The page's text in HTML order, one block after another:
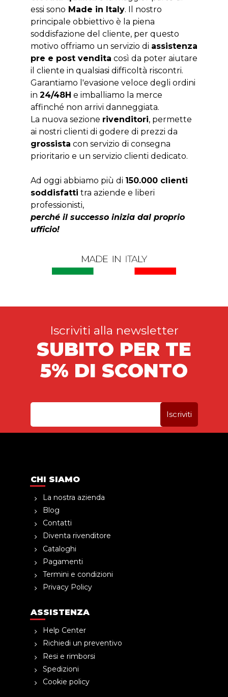
essi sono Made in Italy. Il nostro
principale obbiettivo è la piena
soddisfazione del cliente, per questo
motivo offriamo un servizio di assistenza
pre e post vendita così da poter aiutare
il cliente in qualsiasi difficoltà riscontri.
Garantiamo l'evasione veloce degli ordini
in 24/48H e imballiamo la merce
affinché non arrivi danneggiata.
La nuova sezione rivenditori, permette
ai nostri clienti di godere di prezzi da
grossista con servizio di consegna
prioritario e un servizio clienti dedicato.
Ad oggi abbiamo più di 150.000 clienti
soddisfatti tra aziende e liberi
professionisti,
perché il successo inizia dal proprio
ufficio!
Iscriviti alla newsletter
SUBITO PER TE
5% DI SCONTO
CHI SIAMO
La nostra azienda
Blog
Contatti
Diventa rivenditore
Cataloghi
Pagamenti
Termini e condizioni
Privacy Policy
ASSISTENZA
Help Center
Richiedi un preventivo
Resi e rimborsi
Spedizioni
Cookie policy